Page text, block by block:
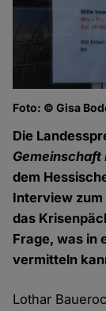
Foto: © Gisa
Die
Gemeinschaft
dem
Interview zum
das
Frage, was in
vermitteln
Lothar